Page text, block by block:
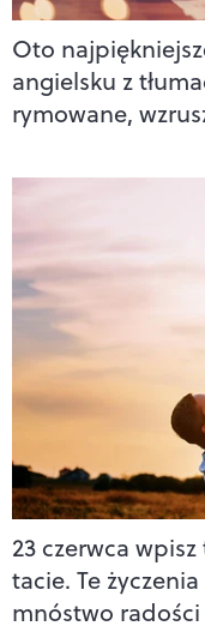
Oto
angielsku z
rymowane,
23 czerwca
tacie. Te
mnóstwo radości